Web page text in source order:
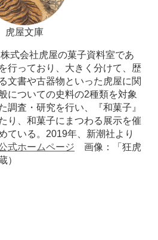
虎屋文庫
式会社虎屋の菓子資料室であ
行っており、大きく分けて、歴
文書や古器物といった虎屋に関
についての史料の2種類を対象
調査・研究を行い、『和菓子』
り、和菓子にまつわる展示を催
ている。2019年、新潮社より
式ホームページ 画像：「狂虎
）